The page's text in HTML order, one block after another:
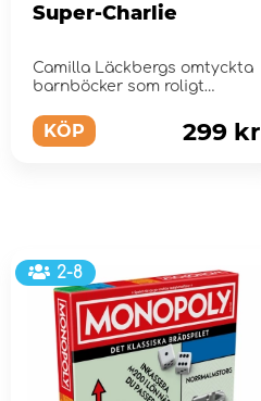
Super-Charlie
Camilla Läckbergs omtyckta
barnböcker som roligt
KÖP 299 kr
2-8